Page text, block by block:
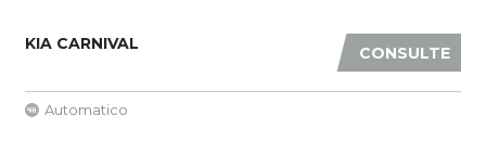
CONSULTE
KIA CARNIVAL
Automatico